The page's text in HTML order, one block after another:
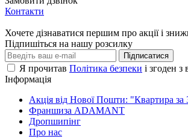
Контакти
Хочете дізнаватися першим про акції і
Підпишіться на нашу розсилку
Підписатися
Я прочитав Політика безпеки і згоден
Інформація
Акція від Нової Пошти: "Квартира за
Франшиза ADAMANT
Дропшипінг
Про нас